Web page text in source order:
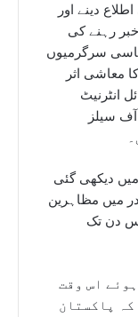
دینے اور
رہنے کی
سرگرمیوں
معاشی اثر
انٹرنیٹ
سیلز
اسی طرح کی انٹرنیٹ بندش جنوری 2023 میں دیکھی گئی
میں مظاہرین
دن تک
اس وقت
پاکستان